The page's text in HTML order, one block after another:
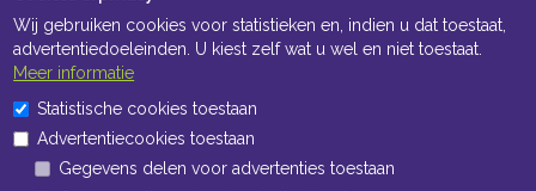
Wij gebruiken cookies voor statistieken en, indien u dat toestaat,
advertentiedoeleinden. U kiest zelf wat u wel en niet toestaat.
Meer informatie
Statistische cookies toestaan
Advertentiecookies toestaan
Gegevens delen voor advertenties toestaan